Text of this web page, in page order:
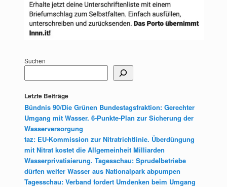
Suchen
Letzte Beiträge
Bündnis 90/Die Grünen Bundestagsfraktion: Gerechter
Umgang mit Wasser. 6-Punkte-Plan zur Sicherung der
Wasserversorgung
taz: EU-Kommission zur Nitratrichtlinie. Überdüngung
mit Nitrat kostet die Allgemeinheit Milliarden
Wasserprivatisierung. Tagesschau: Sprudelbetriebe
dürfen weiter Wasser aus Nationalpark abpumpen
Tagesschau: Verband fordert Umdenken beim Umgang